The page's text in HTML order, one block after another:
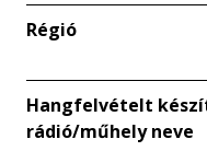
Régió
Hangfelvételt
rádió/műhely neve